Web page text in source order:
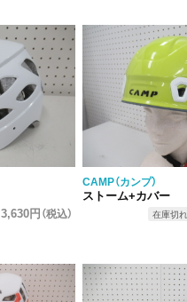
3,630円（税込）
CAMP（カンプ）
ストーム+カバー
在庫切れ